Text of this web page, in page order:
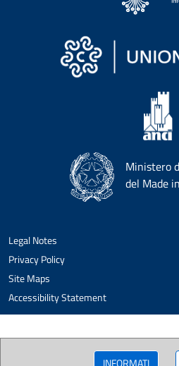
INFORMATI
Ministero
del Made
Legal Notes
Privacy Policy
Site Maps
Accessibility Statement